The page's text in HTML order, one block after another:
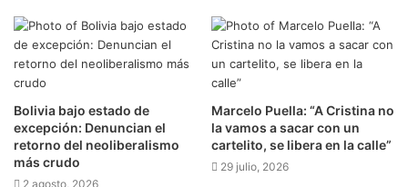
Bolivia bajo estado de
excepción: Denuncian el
retorno del neoliberalismo
más crudo
2 agosto, 2026
Marcelo Puella: “A Cristina no
la vamos a sacar con un
cartelito, se libera en la calle”
29 julio, 2026